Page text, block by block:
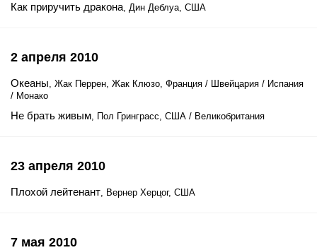
Как приручить дракона, Дин Деблуа, США
2 апреля 2010
Океаны, Жак Перрен, Жак Клюзо, Франция / Швейцария / Испания
/ Монако
Не брать живым, Пол Гринграсс, США / Великобритания
23 апреля 2010
Плохой лейтенант, Вернер Херцог, США
7 мая 2010